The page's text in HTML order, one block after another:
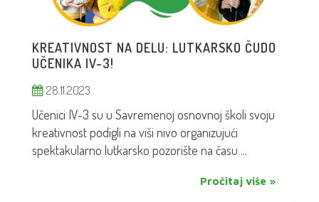
KREATIVNOST NA DELU: LUTKARSKO ČUDO
UČENIKA IV-3!
28.11.2023
Učenici IV-3 su u Savremenoj osnovnoj školi svoju
kreativnost podigli na viši nivo organizujući
spektakularno lutkarsko pozorište na času ...
Pročitaj više »